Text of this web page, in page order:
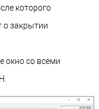
которого
о закрытии
окно со всеми